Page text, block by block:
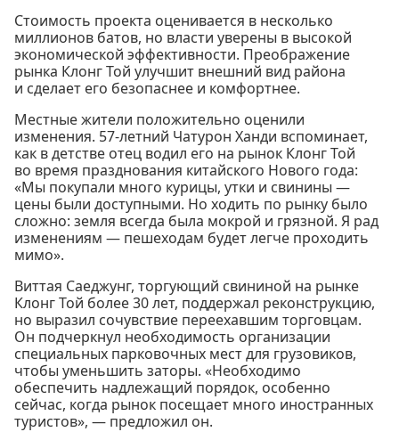
Стоимость проекта оценивается в несколько
миллионов батов, но власти уверены в высокой
экономической эффективности. Преображение
рынка Клонг Той улучшит внешний вид района
и сделает его безопаснее и комфортнее.
Местные жители положительно оценили
изменения. 57-летний Чатурон Ханди вспоминает,
как в детстве отец водил его на рынок Клонг Той
во время празднования китайского Нового года:
«Мы покупали много курицы, утки и свинины —
цены были доступными. Но ходить по рынку было
сложно: земля всегда была мокрой и грязной. Я рад
изменениям — пешеходам будет легче проходить
мимо».
Виттая Саеджунг, торгующий свининой на рынке
Клонг Той более 30 лет, поддержал реконструкцию,
но выразил сочувствие переехавшим торговцам.
Он подчеркнул необходимость организации
специальных парковочных мест для грузовиков,
чтобы уменьшить заторы. «Необходимо
обеспечить надлежащий порядок, особенно
сейчас, когда рынок посещает много иностранных
туристов», — предложил он.